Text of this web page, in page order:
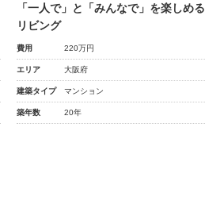
「一人で」と「みんなで」を楽しめる
リビング
費用 220万円
エリア 大阪府
建築タイプ マンション
築年数 20年